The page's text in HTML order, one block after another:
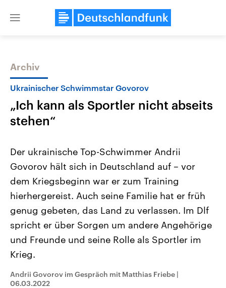
Close
Themen
Landtagswahl Sachsen-Anhalt
2026
Alle Informationen
Sachsen-Anhalt wählt am 6.
September 2026 einen neuen
Landtag. Seit 2021 wird das
Bundesland von einer Koalition aus
CDU, SPD und FDP regiert.-
Umfragen, Prognosen,
und Hintergründe zu den Parteien
Wahl.
USA
Aktuelle Beiträge,
Hintergründe
Wirtschaftlich und
gehören die Vereinigten
den mächtigsten Ländern
mit großem Einfluss auf
aktuelle Weltgeschehen.
Sendungen
Audio-Archiv
Archiv
Ukrainischer Schwimmstar Govorov
„Ich kann als Sportler nicht abseits
stehen“
Der ukrainische Top-Schwimmer Andrii
Govorov hält sich in Deutschland auf – vor
dem Kriegsbeginn war er zum Training
hierhergereist. Auch seine Familie hat er früh
genug gebeten, das Land zu verlassen. Im Dlf
spricht er über Sorgen um andere Angehörige
und Freunde und seine Rolle als Sportler im
Krieg.
Andrii Govorov im Gespräch mit Matthias Friebe |
06.03.2022